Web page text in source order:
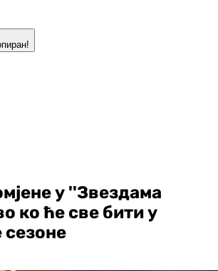
у ''Звездама
ко ће све бити у
сезоне